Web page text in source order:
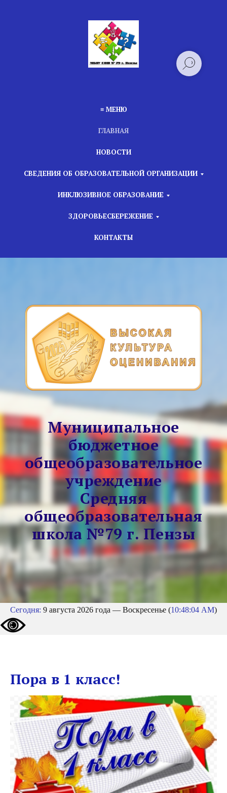
≡ МЕНЮ
ГЛАВНАЯ
НОВОСТИ
СВЕДЕНИЯ ОБ ОБРАЗОВАТЕЛЬНОЙ ОРГАНИЗАЦИИ
ИНКЛЮЗИВНОЕ ОБРАЗОВАНИЕ
ЗДОРОВЬЕСБЕРЕЖЕНИЕ
КОНТАКТЫ
Муниципальное
бюджетное
общеобразовательное
учреждение
Средняя
общеобразовательная
школа №79 г. Пензы
Сегодня: 9 августа 2026 года — Воскресенье (10:48:05 AM)
Пора в 1 класс!